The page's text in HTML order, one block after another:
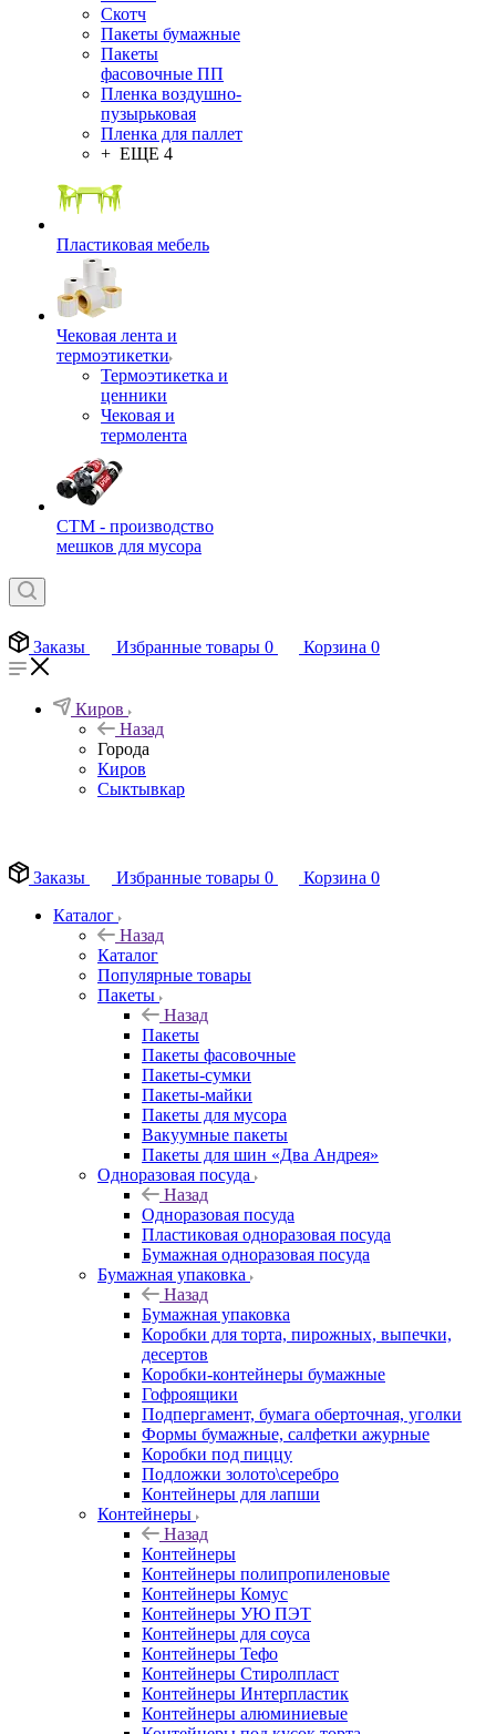
Скотч
Пакеты бумажные
Пакеты
фасовочные ПП
Пленка воздушно-
пузырьковая
Пленка для паллет
+ ЕЩЕ 4
Пластиковая мебель
Чековая лента и
термоэтикетки
Термоэтикетка и
ценники
Чековая и
термолента
СТМ - производство
мешков для мусора
Заказы Избранные товары 0 Корзина 0
Киров
Назад
Города
Киров
Сыктывкар
Заказы
Избранные товары 0 Корзина 0
Каталог
Назад
Каталог
Популярные товары
Пакеты
Назад
Пакеты
Пакеты фасовочные
Пакеты-сумки
Пакеты-майки
Пакеты для мусора
Вакуумные пакеты
Пакеты для шин «Два Андрея»
Одноразовая посуда
Назад
Одноразовая посуда
Пластиковая одноразовая посуда
Бумажная одноразовая посуда
Бумажная упаковка
Назад
Бумажная упаковка
Коробки для торта, пирожных, выпечки,
десертов
Коробки-контейнеры бумажные
Гофроящики
Подпергамент, бумага оберточная, уголки
Формы бумажные, салфетки ажурные
Коробки под пиццу
Подложки золото\серебро
Контейнеры для лапши
Контейнеры
Назад
Контейнеры
Контейнеры полипропиленовые
Контейнеры Комус
Контейнеры УЮ ПЭТ
Контейнеры для соуса
Контейнеры Тефо
Контейнеры Стиролпласт
Контейнеры Интерпластик
Контейнеры алюминиевые